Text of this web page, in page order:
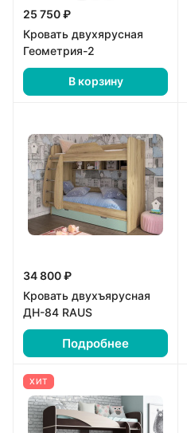
25 750 ₽
Кровать двухярусная
Геометрия-2
В корзину
34 800 ₽
Кровать двухъярусная
ДН-84 RAUS
Подробнее
ХИТ